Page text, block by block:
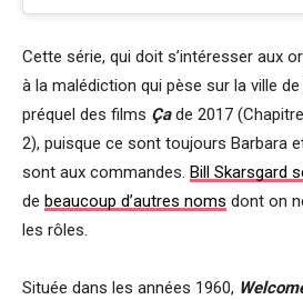
Cette série, qui doit s’intéresser aux
à la malédiction qui pèse sur la ville
préquel des films Çade 2017
2), puisque ce sont toujours Barbara
sont aux commandes. Bill Skarsgard
de beaucoup d’autres noms dont on
les rôles.
Située dans les années 1960,